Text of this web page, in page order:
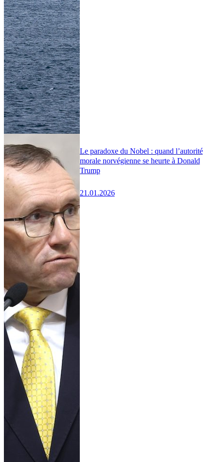
Le paradoxe du Nobel : quand l’autorité
morale norvégienne se heurte à Donald
Trump
21.01.2026